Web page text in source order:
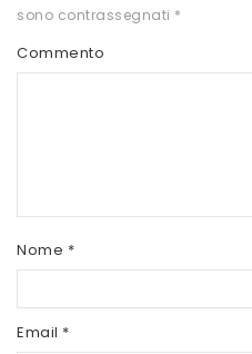
NATURAL POINT
PRO ACTION
SCITEC NUTRITION
SEVEN NUTRITION
sono contrassegnati *
Commento
Nome *
Email *